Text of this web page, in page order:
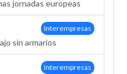
jornadas europeas
Interempresas
sin armarios
Interempresas